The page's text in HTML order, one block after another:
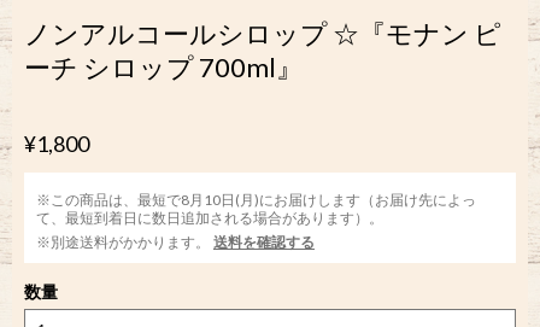
ノンアルコールシロップ ☆『モナン ピ
ーチ シロップ 700ml』
¥1,800
※この商品は、最短で8月10日(月)にお届けします（お届け先によっ
て、最短到着日に数日追加される場合があります）。
※別途送料がかかります。
送料を確認する
数量